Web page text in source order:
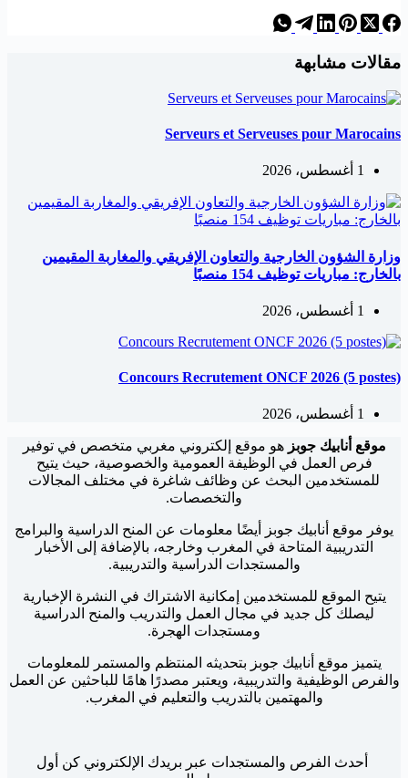
مقالات مشابهة
Serveurs et Serveuses pour Marocains
1 أغسطس، 2026
وزارة الشؤون الخارجية والتعاون الإفريقي والمغاربة المقيمين
بالخارج: مباريات توظيف 154 منصبًا
1 أغسطس، 2026
Concours Recrutement ONCF 2026 (5 postes)
1 أغسطس، 2026
موقع أنابيك جوبزهو موقع إلكتروني مغربي متخصص في توفير
فرص العمل في الوظيفة العمومية والخصوصية، حيث يتيح
للمستخدمين البحث عن وظائف شاغرة في مختلف المجالات
والتخصصات.
يوفر موقع أنابيك جوبز أيضًا معلومات عن المنح الدراسية والبرامج
التدريبية المتاحة في المغرب وخارجه، بالإضافة إلى الأخبار
والمستجدات الدراسية والتدريبية.
يتيح الموقع للمستخدمين إمكانية الاشتراك في النشرة الإخبارية
ليصلك كل جديد في مجال العمل والتدريب والمنح الدراسية
ومستجدات الهجرة.
يتميز موقع أنابيك جوبز بتحديثه المنتظم والمستمر للمعلومات
والفرص الوظيفية والتدريبية، ويعتبر مصدرًا هامًا للباحثين عن العمل
والمهتمين بالتدريب والتعليم في المغرب.
أحدث الفرص والمستجدات عبر بريدك الإلكتروني كن أول